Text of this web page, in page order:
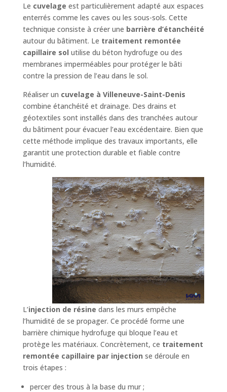
Le cuvelage est particulièrement adapté aux espaces
enterrés comme les caves ou les sous-sols. Cette
technique consiste à créer une barrière d’étanchéité
autour du bâtiment. Le traitement remontée
capillaire sol utilise du béton hydrofuge ou des
membranes imperméables pour protéger le bâti
contre la pression de l’eau dans le sol.
Réaliser un cuvelage à Villeneuve-Saint-Denis
combine étanchéité et drainage. Des drains et
géotextiles sont installés dans des tranchées autour
du bâtiment pour évacuer l’eau excédentaire. Bien que
cette méthode implique des travaux importants, elle
garantit une protection durable et fiable contre
l’humidité.
L’injection de résine dans les murs empêche
l’humidité de se propager. Ce procédé forme une
barrière chimique hydrofuge qui bloque l’eau et
protège les matériaux. Concrètement, ce traitement
remontée capillaire par injection se déroule en
trois étapes :
percer des trous à la base du mur ;